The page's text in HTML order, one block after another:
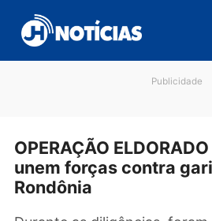
para
conteúdo
OPERAÇÃO
unem forças contra